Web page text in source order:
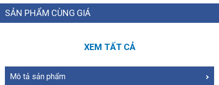
SẢN PHẨM CÙNG GIÁ
XEM TẤT CẢ
Mô tả sản phẩm